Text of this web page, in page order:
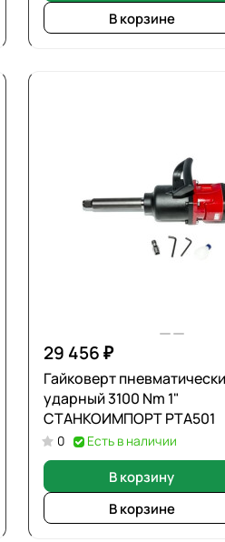
В корзине
29 456 ₽
Гайковерт
ударный 3100 Nm 1"
СТАНКОИМПОРТ PTA501
0 Есть в наличии
В корзину
В корзине